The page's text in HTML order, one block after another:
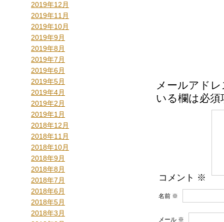
2019年12月
2019年11月
2019年10月
2019年9月
2019年8月
2019年7月
2019年6月
2019年5月
2019年4月
2019年2月
2019年1月
2018年12月
2018年11月
2018年10月
2018年9月
2018年8月
2018年7月
2018年6月
2018年5月
2018年3月
メールアド
いる欄は必須
コメント ※
名前 ※
メール ※